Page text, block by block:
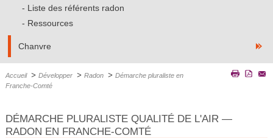
Liste des référents radon
Ressources
Chanvre
Accueil > Développer > Radon > Démarche pluraliste en
Franche-Comté
DÉMARCHE PLURALISTE QUALITÉ DE L'AIR —
RADON EN FRANCHE-COMTÉ